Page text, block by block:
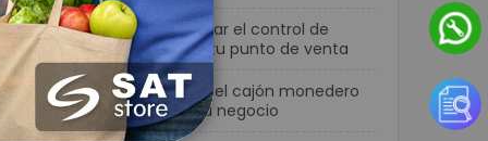
Cómo mejorar el control de
efectivo en tu punto de venta
Cómo elegir el cajón monedero
ideal para tu negocio